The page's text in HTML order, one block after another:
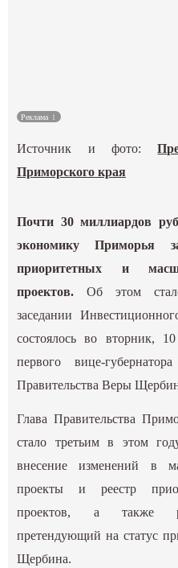
Реклама
Источник и фото:
Приморского края
Почти 30 миллиардов
экономику Приморья
приоритетных и
проектов.Об этом
заседании
состоялось во вторник,
первого вице-
Правительства Веры
Глава Правительства
стало третьим в этом
внесение изменений в
проекты и реестр
проектов, а также
претендующий на статус
Щербина.